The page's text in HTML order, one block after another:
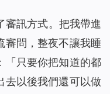
審訊方式。把我帶進
審問，整夜不讓我睡
「只要你把知道的都
去以後我們還可以做